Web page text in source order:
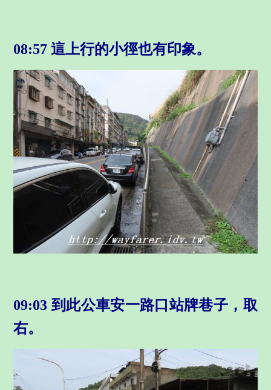
08:57 這上行的小徑也有印象。
09:03 到此公車安一路口站牌巷子，取
右。